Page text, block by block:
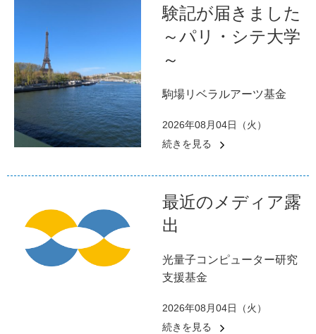
験記が届きました
～パリ・シテ大学
～
駒場リベラルアーツ基金
2026年08月04日（火）
続きを見る
最近のメディア露
出
光量子コンピューター研究
支援基金
2026年08月04日（火）
続きを見る